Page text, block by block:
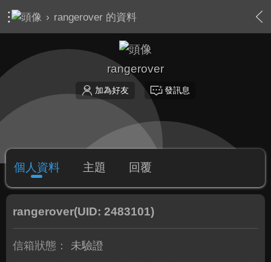
› rangerover 的資料
rangerover
加為好友 發訊息
個人資料 主題 回覆
rangerover(UID: 2483101)
信箱狀態： 未驗證